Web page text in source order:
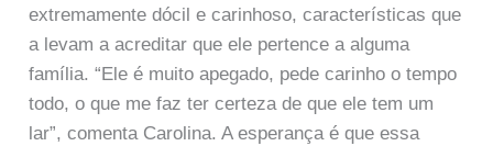
extremamente dócil e carinhoso, características que
a levam a acreditar que ele pertence a alguma
família. “Ele é muito apegado, pede carinho o tempo
todo, o que me faz ter certeza de que ele tem um
lar”, comenta Carolina. A esperança é que essa